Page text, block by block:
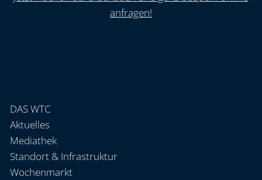
anfragen!
DAS WTC
Aktuelles
Mediathek
Standort & Infrastruktur
Wochenmarkt